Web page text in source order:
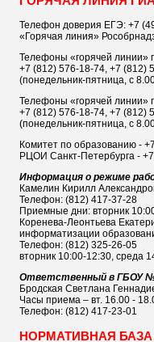
Телефон доверия ЕГЭ: +7
«Горячая линия»
Телефоны «горячей линии»
+7 (812) 576-18-74, +7 (812)
(понедельник-пятница, с
Телефоны «горячей линии»
+7 (812) 576-18-74, +7 (812)
(понедельник-пятница, с
Комитет по образованию -
РЦОИ Санкт-Петербурга -
Информация о режиме
Камелин Кирилл
Телефон: (812) 417-37-28
Приемные дни: вторник
Коренева-Леонтьева
информатизации
Телефон: (812) 325-26-05
вторник 10:00-12:30, среда
Ответственный в ГБОУ
Бродская Светлана
Часы приема – вт. 16.00 -
Телефон: (812) 417-23-01
НОРМАТИВНАЯ БАЗА